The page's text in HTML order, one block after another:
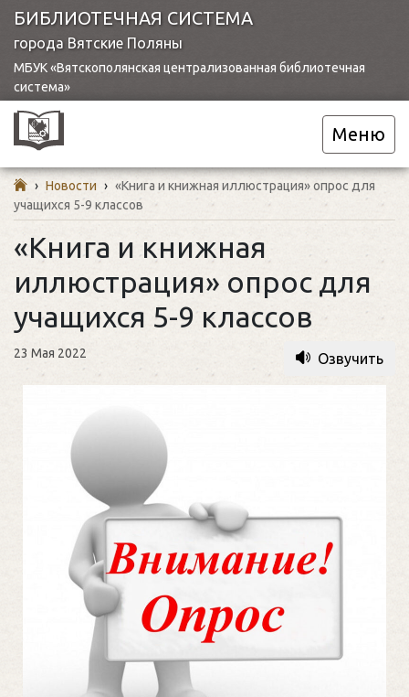
БИБЛИОТЕЧНАЯ СИСТЕМА
города Вятские Поляны
МБУК «Вятскополянская централизованная библиотечная
система»
Меню
› Новости › «Книга и книжная иллюстрация» опрос для
учащихся 5-9 классов
«Книга и книжная
иллюстрация» опрос для
учащихся 5-9 классов
23 Мая 2022 Озвучить